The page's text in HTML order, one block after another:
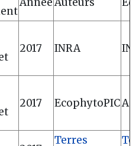
2017 INRA
2017 EcophytoPIC
Terres